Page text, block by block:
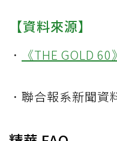
【資料來源】
． 《THE GOLD 60》
．聯合報系新聞資